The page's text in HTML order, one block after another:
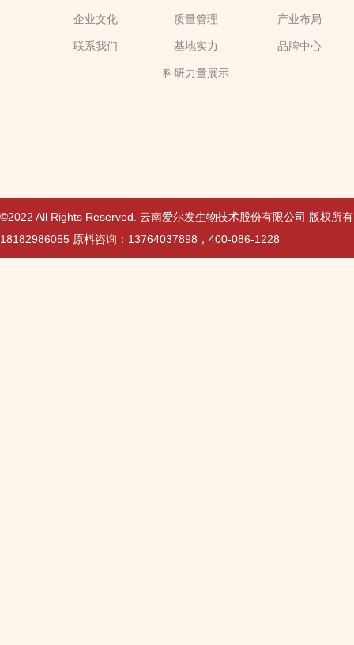
企业文化
联系我们
质量管理
基地实力
科研力量展示
产业布局
品牌中心
©2022 All Rights Reserved. 云南爱尔发生物技术股份有限公司 版权所
18182986055 原料咨询：13764037898，400-086-1228